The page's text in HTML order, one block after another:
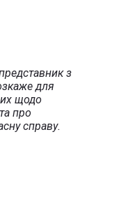
з
для
щодо
про
справу.